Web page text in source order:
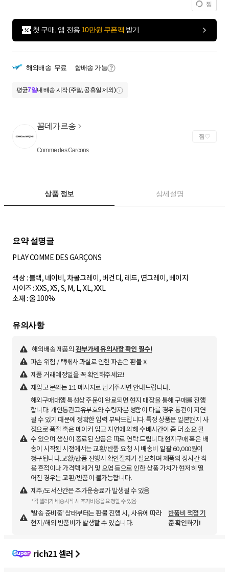
찜
첫 구매, 앱 전용 10만원 쿠폰팩 받기
해외배송 무료 합배송 가능
평균7일내 배송 시작 (주말, 공휴일 제외)
꼼데가르송
Comme des Garcons
찜
상품 정보 상세설명
요약 설명글
PLAY COMME DES GARÇONS
색상 : 블랙, 네이비, 차콜그레이, 버건디, 레드, 연그레이, 베이지
사이즈 : XXS, XS, S, M, L, XL, XXL
소재 : 울 100%
유의사항
해외배송 제품의 관부가세 유의사항 확인 필수!
파손 위험 / 택배사 과실로 인한 파손은 환불 X
제품 거래예정일을 꼭 확인해주세요!
재입고 문의는 1:1 메시지로 남겨주시면 안내드립니다.
해외구매대행 특성상 주문이 완료되면 현지 매장을 통해 구매를 진행
합니다. 개인통관고유부호와 수령자분 성함이 다를 경우 통관이 지연
될 수 있기 때문에 정확한 입력 부탁드립니다.특정 상품은 일본현지 사
정으로 품절 혹 은 메이커 입고 지연에 의해 수배시간이 좀 더 소요 될
수 있으며 생산이 종료된 상품은 따로 연락 드립니다.현지구매 혹은 배
송이 시작된 시점에서는 교환/반품 요청 시 배송비 일괄 60,000원이
청구됩니다.교환/반품 진행시 확인절차가 필요하며 제품의 장시간 착
용 흔적이나 가격텍 제거 및 오염 등으로 인한 상품 가치가 현저히 떨
어진 경우는 교환/반품이 불가능합니다.
제주/도서산간은 추가운송료가 발생될 수 있음
*각 셀러가 배송시작 시 추가비용을 요청할 수 있음
'발송 준비중' 상태부터는 환불 진행 시, 사유에 따라
현지/해외 반품비가 발생할 수 있습니다.
반품비 책정 기
준 확인하기!
rich21 셀러